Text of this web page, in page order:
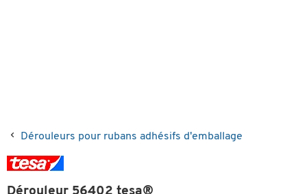
Dérouleurs pour rubans adhésifs d'emballage